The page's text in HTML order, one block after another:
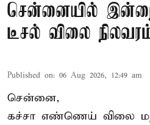
சென்னையில்
டீசல் விலை
Published on: 06 Aug 2026, 12:49 am
சென்னை,
கச்சா எண்ணெய் விலை